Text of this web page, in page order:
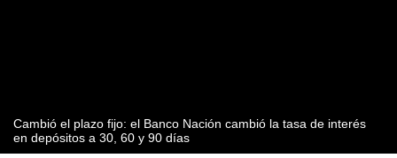
Cambió el plazo fijo: el Banco Nación cambió la tasa de interés
en depósitos a 30, 60 y 90 días